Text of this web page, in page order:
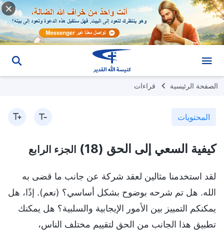
الصفحة الرئيسية قراءات
المحتويات
كيفية السعي إلى الحق (18) الجزء الرابع
لقد استخدمنا مثالين لعقد شركة عن جانب ما قضى به
الله. هل تم شرحه بوضوح بشكل أساسي؟ (نعم). إذًا، هل
يمكنكم التمييز بين الأمور الإيجابية والسلبية؟ هل يمكنك
تطبيق هذا الجانب من الحق لتقييم مختلف الناس،